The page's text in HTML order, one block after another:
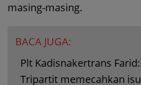
masing-masing.
BACA JUGA:
Plt Kadisnakertrans
Tripartit memecahkan isu